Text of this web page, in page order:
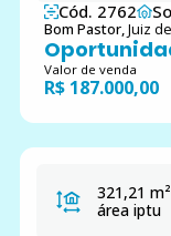
Cód. 2762
Bom Pastor,Juiz
Valor de venda
R$ 187.000,00
321,21 m²
área iptu